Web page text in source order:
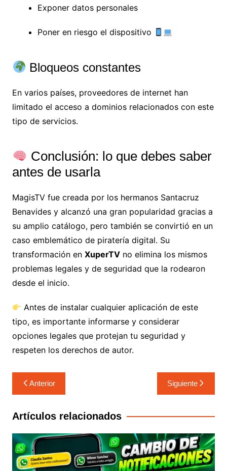
Exponer datos personales
Poner en riesgo el dispositivo
Bloqueos constantes
En varios países, proveedores de internet han
limitado el acceso a dominios relacionados con este
tipo de servicios.
Conclusión: lo que debes saber
antes de usarla
MagisTV fue creada por los hermanos Santacruz
Benavides y alcanzó una gran popularidad gracias a
su amplio catálogo, pero también se convirtió en un
caso emblemático de piratería digital. Su
transformación en XuperTVno elimina los mismos
problemas legales y de seguridad que la rodearon
desde el inicio.
Antes de instalar cualquier aplicación de este
tipo, es importante informarse y considerar
opciones legales que protejan tu seguridad y
respeten los derechos de autor.
Anterior Siguiente
Artículos relacionados